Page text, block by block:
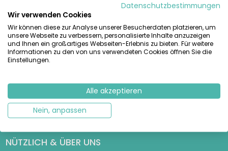
Mietzelten, Mobilheimen und Glamping-Unterkünften auf
den schönsten Campingplätzen Europas. Zuverlässig direkt
beim Anbieter buchen.
Zelt-Ratgeber
Mobilheim-Ratgeber
Schulferien 2026/2027
NÜTZLICH & ÜBER UNS
Datenschutzbestimmungen
Wir verwenden Cookies
Wir können diese zur Analyse unserer Besucherdaten platzieren, um
unsere Webseite zu verbessern, personalisierte Inhalte anzuzeigen
und Ihnen ein großartiges Webseiten-Erlebnis zu bieten. Für weitere
Informationen zu den von uns verwendeten Cookies öffnen Sie die
Einstellungen.
Alle akzeptieren
Nein, anpassen